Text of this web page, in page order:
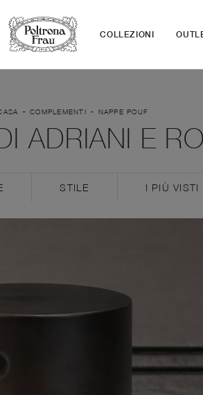
COLLEZIONI
- COMPLEMENTI - NAPPE POUF
ADRIANI E
STILE I PIÙ VISTI